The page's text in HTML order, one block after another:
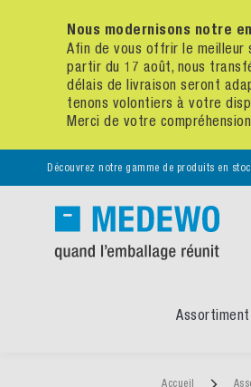
Nous modernisons notre
Afin de vous offrir le meilleur
partir du 17 août, nous
délais de livraison seront
tenons volontiers à votre
Merci de votre
Découvrez notre gamme de produits en
Accueil